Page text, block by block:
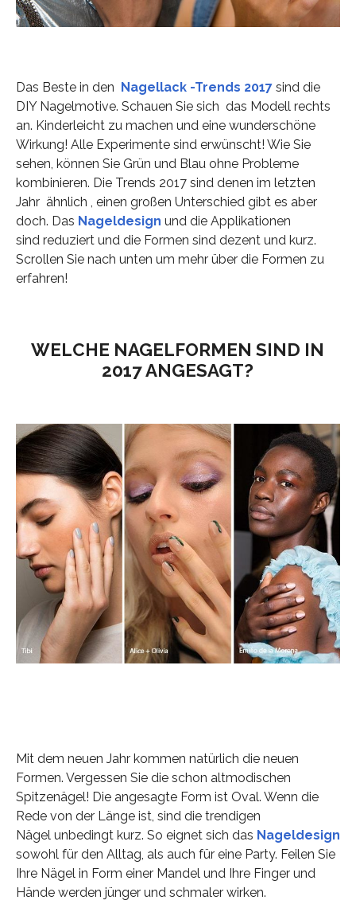
Das Beste in den Nagellack -Trends 2017sind die
DIY Nagelmotive. Schauen Sie sich das Modell rechts
an. Kinderleicht zu machen und eine wunderschöne
Wirkung! Alle Experimente sind erwünscht! Wie Sie
sehen, können Sie Grün und Blau ohne Probleme
kombinieren. Die Trends 2017 sind denen im letzten
Jahr ähnlich , einen großen Unterschied gibt es aber
doch. Das Nageldesign und die Applikationen
sind reduziert und die Formen sind dezent und kurz.
Scrollen Sie nach unten um mehr über die Formen zu
erfahren!
WELCHE NAGELFORMEN SIND IN
2017 ANGESAGT?
Mit dem neuen Jahr kommen natürlich die neuen
Formen. Vergessen Sie die schon altmodischen
Spitzenägel! Die angesagte Form ist Oval. Wenn die
Rede von der Länge ist, sind die trendigen
Nägel unbedingt kurz. So eignet sich das Nageldesign
sowohl für den Alltag, als auch für eine Party. Feilen Sie
Ihre Nägel in Form einer Mandel und Ihre Finger und
Hände werden jünger und schmaler wirken.